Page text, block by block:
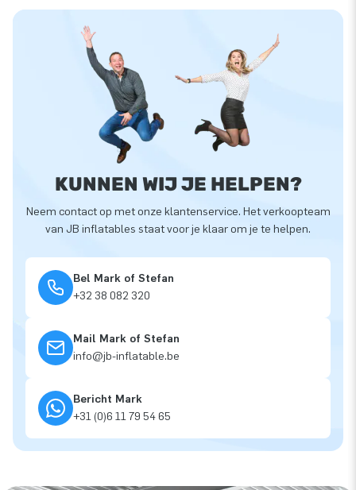
KUNNEN WIJ JE HELPEN?
Neem contact op met onze klantenservice. Het verkoopteam
van JB inflatables staat voor je klaar om je te helpen.
Bel Mark of Stefan
+32 38 082 320
Mail Mark of Stefan
info@jb-inflatable.be
Bericht Mark
+31 (0)6 11 79 54 65